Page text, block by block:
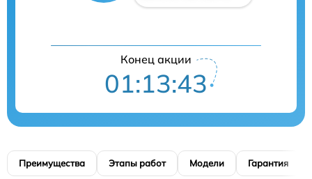
Конец акции
01:13:42
Преимущества Этапы работ Модели Гарантия